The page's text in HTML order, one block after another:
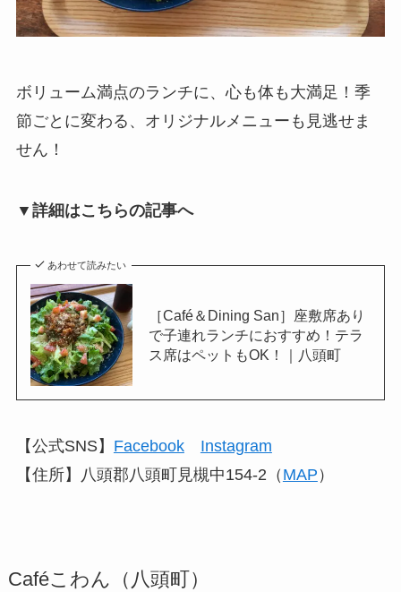
ボリューム満点のランチに、心も体も大満足！季
節ごとに変わる、オリジナルメニューも見逃せま
せん！
▼詳細はこちらの記事へ
あわせて読みたい
［Café＆Dining San］座敷席あり
で子連れランチにおすすめ！テラ
ス席はペットもOK！｜八頭町
【公式SNS】 Facebook
Instagram
【住所】八頭郡八頭町見槻中154-2（ MAP ）
Caféこわん（八頭町）